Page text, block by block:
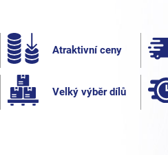
Atraktivní ceny
Velký výběr dílů